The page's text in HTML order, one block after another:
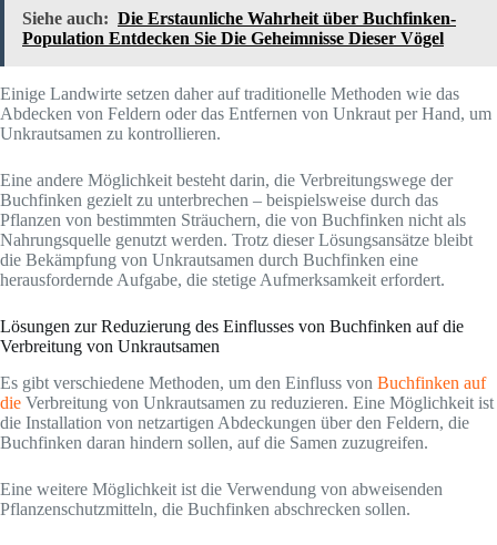
Siehe auch: Die Erstaunliche Wahrheit über Buchfinken-
Population Entdecken Sie Die Geheimnisse Dieser Vögel
Einige Landwirte setzen daher auf traditionelle Methoden wie das
Abdecken von Feldern oder das Entfernen von Unkraut per Hand, um
Unkrautsamen zu kontrollieren.
Eine andere Möglichkeit besteht darin, die Verbreitungswege der
Buchfinken gezielt zu unterbrechen – beispielsweise durch das
Pflanzen von bestimmten Sträuchern, die von Buchfinken nicht als
Nahrungsquelle genutzt werden. Trotz dieser Lösungsansätze bleibt
die Bekämpfung von Unkrautsamen durch Buchfinken eine
herausfordernde Aufgabe, die stetige Aufmerksamkeit erfordert.
Lösungen zur Reduzierung des Einflusses von Buchfinken auf die
Verbreitung von Unkrautsamen
Es gibt verschiedene Methoden, um den Einfluss von Buchfinken auf
die Verbreitung von Unkrautsamen zu reduzieren. Eine Möglichkeit ist
die Installation von netzartigen Abdeckungen über den Feldern, die
Buchfinken daran hindern sollen, auf die Samen zuzugreifen.
Eine weitere Möglichkeit ist die Verwendung von abweisenden
Pflanzenschutzmitteln, die Buchfinken abschrecken sollen.